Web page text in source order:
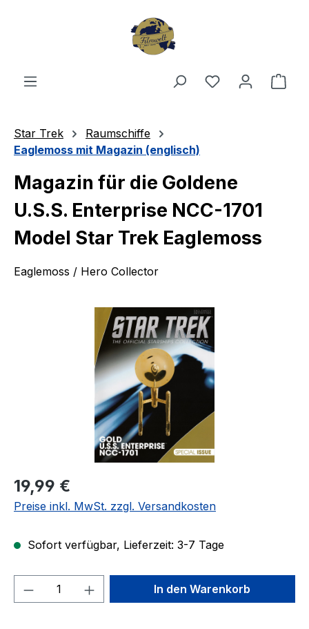
Du hast 0
Star Trek
Raumschiffe
Eaglemoss mit Magazin (englisch)
Magazin für die Goldene
U.S.S. Enterprise NCC-1701
Model Star Trek Eaglemoss
Eaglemoss / Hero Collector
Regulärer Preis:
19,99 €
Preise inkl. MwSt. zzgl. Versandkosten
Sofort verfügbar, Lieferzeit: 3-7 Tage
Produkt Anzahl: Gib denIn den Warenkorb